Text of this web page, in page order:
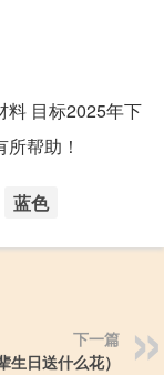
料 目标2025年下
帮助！
蓝色
下一篇
日送什么花）